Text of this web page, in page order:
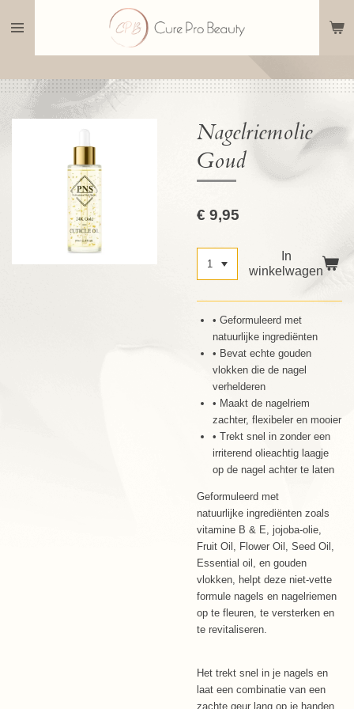
direct
hoofdinhoud
Nagelriemolie
Goud
€ 9,95
In
winkelwagen
• Geformuleerd met
natuurlijke ingrediënten
• Bevat echte gouden
vlokken die de nagel
verhelderen
• Maakt de nagelriem
zachter, flexibeler en mooier
• Trekt snel in zonder een
irriterend olieachtig laagje
op de nagel achter te laten
Geformuleerd met
natuurlijke ingrediënten zoals
vitamine B & E, jojoba-olie,
Fruit Oil, Flower Oil, Seed Oil,
Essential oil, en gouden
vlokken, helpt deze niet-vette
formule nagels en nagelriemen
op te fleuren, te versterken en
te revitaliseren.
Het trekt snel in je nagels en
laat een combinatie van een
zachte geur lang op je handen